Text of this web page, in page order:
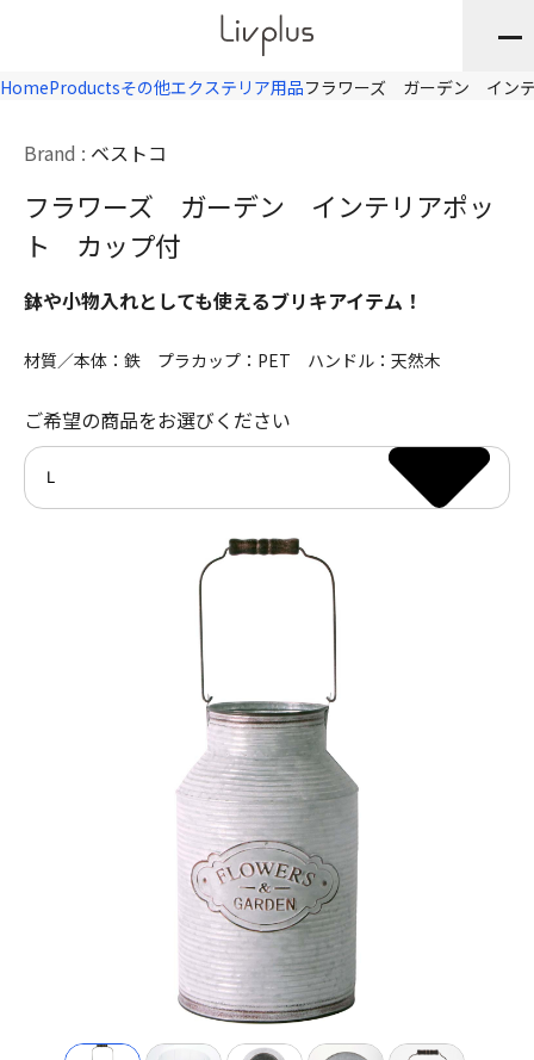
HomeProductsその他エクステリア用品フラワーズ ガーデン イン
Brand : ベストコ
フラワーズ ガーデン インテリアポッ
ト カップ付
鉢や小物入れとしても使えるブリキアイテム！
材質／本体：鉄 プラカップ：PET ハンドル：天然木
ご希望の商品をお選びください